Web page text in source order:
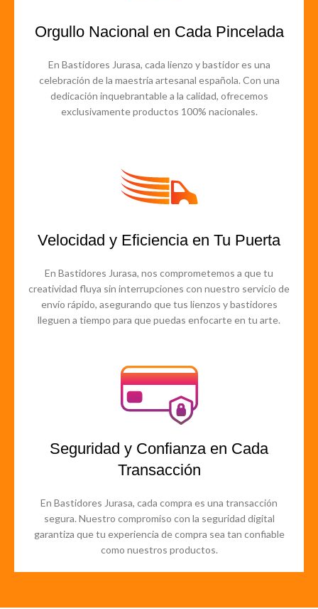
Orgullo Nacional en Cada Pincelada
En Bastidores Jurasa, cada lienzo y bastidor es una
celebración de la maestría artesanal española. Con una
dedicación inquebrantable a la calidad, ofrecemos
exclusivamente productos 100% nacionales.
Velocidad y Eficiencia en Tu Puerta
En Bastidores Jurasa, nos comprometemos a que tu
creatividad fluya sin interrupciones con nuestro servicio de
envío rápido, asegurando que tus lienzos y bastidores
lleguen a tiempo para que puedas enfocarte en tu arte.
Seguridad y Confianza en Cada
Transacción
En Bastidores Jurasa, cada compra es una transacción
segura. Nuestro compromiso con la seguridad digital
garantiza que tu experiencia de compra sea tan confiable
como nuestros productos.